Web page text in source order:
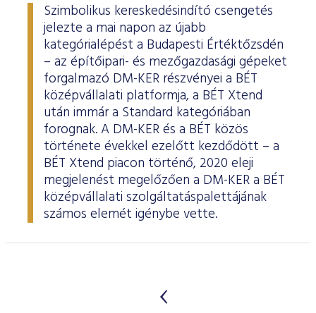
Szimbolikus kereskedésindító csengetés
jelezte a mai napon az újabb
kategórialépést a Budapesti Értéktőzsdén
– az építőipari- és mezőgazdasági gépeket
forgalmazó DM-KER részvényei a BÉT
középvállalati platformja, a BÉT Xtend
után immár a Standard kategóriában
forognak. A DM-KER és a BÉT közös
története évekkel ezelőtt kezdődött – a
BÉT Xtend piacon történő, 2020 eleji
megjelenést megelőzően a DM-KER a BÉT
középvállalati szolgáltatáspalettájának
számos elemét igénybe vette.